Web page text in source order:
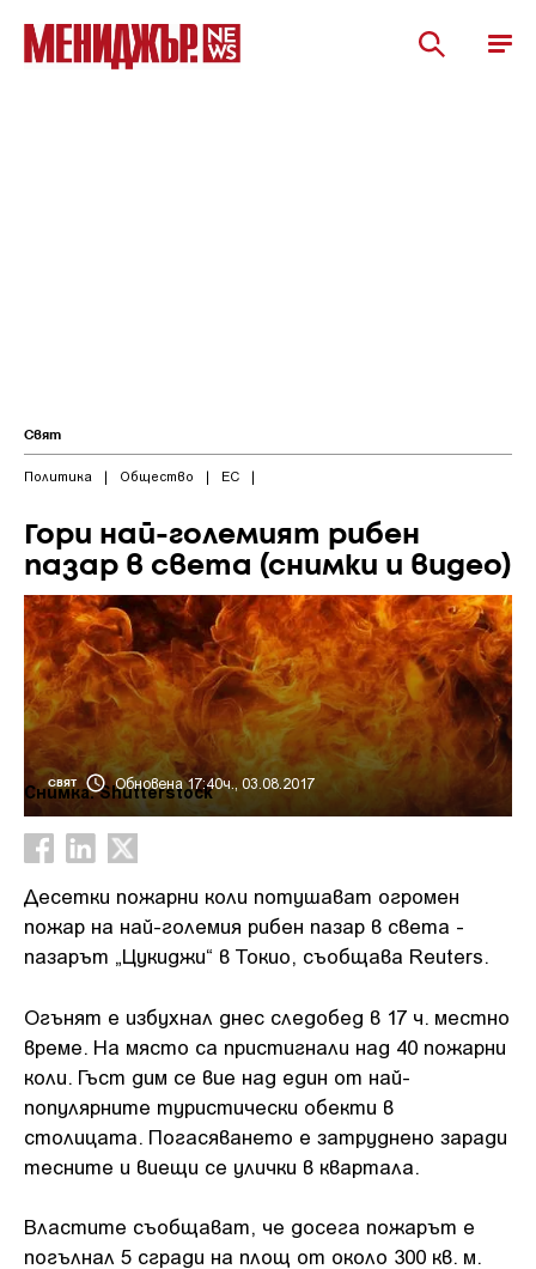
Свят
Политика | Общество | ЕС |
Гори най-големият рибен
пазар в света (снимки и видео)
СВЯТ Обновена 17:40ч., 03.08.2017
Снимка: Shutterstock
Десетки пожарни коли потушават огромен
пожар на най-големия рибен пазар в света -
пазарът „Цукиджи“ в Токио, съобщава Reuters.
Огънят е избухнал днес следобед в 17 ч. местно
време. На място са пристигнали над 40 пожарни
коли. Гъст дим се вие над един от най-
популярните туристически обекти в
столицата. Погасяването е затруднено заради
тесните и виещи се улички в квартала.
Властите съобщават, че досега пожарът е
погълнал 5 сгради на площ от около 300 кв. м.